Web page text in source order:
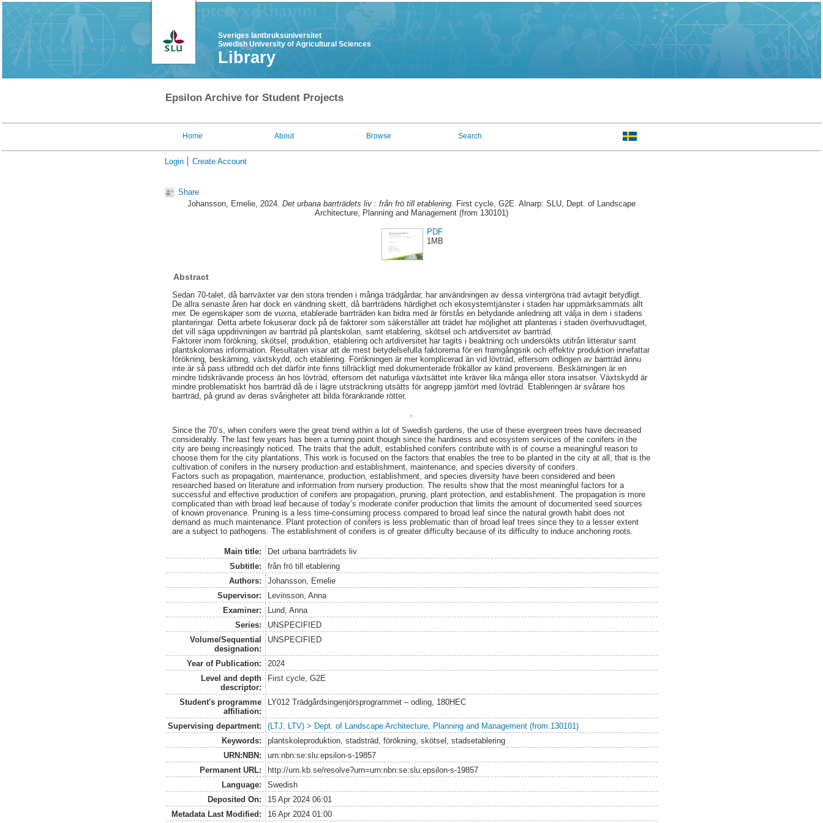
Sveriges lantbruksuniversitet
Swedish University of Agricultural Sciences
Library
Epsilon Archive for Student Projects
Home About Browse Search
Login Create Account
Share
Johansson, Emelie, 2024. Det urbana barrträdets liv : från frö till etablering. First cycle, G2E. Alnarp: SLU, Dept. of Landscape
Architecture, Planning and Management (from 130101)
PDF
1MB
Abstract
Sedan 70-talet, då barrväxter var den stora trenden i många trädgårdar, har användningen av dessa vintergröna träd avtagit betydligt.
De allra senaste åren har dock en vändning skett, då barrträdens härdighet och ekosystemtjänster i staden har uppmärksammats allt
mer. De egenskaper som de vuxna, etablerade barrträden kan bidra med är förstås en betydande anledning att välja in dem i stadens
planteringar. Detta arbete fokuserar dock på de faktorer som säkerställer att trädet har möjlighet att planteras i staden överhuvudtaget,
det vill säga uppdrivningen av barrträd på plantskolan, samt etablering, skötsel och artdiversitet av barrträd.
Faktorer inom förökning, skötsel, produktion, etablering och artdiversitet har tagits i beaktning och undersökts utifrån litteratur samt
plantskolornas information. Resultaten visar att de mest betydelsefulla faktorerna för en framgångsrik och effektiv produktion innefattar
förökning, beskärning, växtskydd, och etablering. Förökningen är mer komplicerad än vid lövträd, eftersom odlingen av barrträd ännu
inte är så pass utbredd och det därför inte finns tillräckligt med dokumenterade frökällor av känd proveniens. Beskärningen är en
mindre tidskrävande process än hos lövträd, eftersom det naturliga växtsättet inte kräver lika många eller stora insatser. Växtskydd är
mindre problematiskt hos barrträd då de i lägre utsträckning utsätts för angrepp jämfört med lövträd. Etableringen är svårare hos
barrträd, på grund av deras svårigheter att bilda förankrande rötter.
Since the 70’s, when conifers were the great trend within a lot of Swedish gardens, the use of these evergreen trees have decreased
considerably. The last few years has been a turning point though since the hardiness and ecosystem services of the conifers in the
city are being increasingly noticed. The traits that the adult, established conifers contribute with is of course a meaningful reason to
choose them for the city plantations. This work is focused on the factors that enables the tree to be planted in the city at all, that is the
cultivation of conifers in the nursery production and establishment, maintenance, and species diversity of conifers.
Factors such as propagation, maintenance, production, establishment, and species diversity have been considered and been
researched based on literature and information from nursery production. The results show that the most meaningful factors for a
successful and effective production of conifers are propagation, pruning, plant protection, and establishment. The propagation is more
complicated than with broad leaf because of today’s moderate conifer production that limits the amount of documented seed sources
of known provenance. Pruning is a less time-consuming process compared to broad leaf since the natural growth habit does not
demand as much maintenance. Plant protection of conifers is less problematic than of broad leaf trees since they to a lesser extent
are a subject to pathogens. The establishment of conifers is of greater difficulty because of its difficulty to induce anchoring roots.
Main title:
Det urbana barrträdets liv
Subtitle:
från frö till etablering
Authors:
Johansson, Emelie
Supervisor:
Levinsson, Anna
Examiner:
Lund, Anna
Series:
UNSPECIFIED
Volume/Sequential
designation:
UNSPECIFIED
Year of Publication:
2024
Level and depth
descriptor:
First cycle, G2E
Student's programme
affiliation:
LY012 Trädgårdsingenjörsprogrammet – odling, 180HEC
Supervising department:
(LTJ, LTV) > Dept. of Landscape Architecture, Planning and Management (from 130101)
Keywords:
plantskoleproduktion, stadsträd, förökning, skötsel, stadsetablering
URN:NBN:
urn:nbn:se:slu:epsilon-s-19857
Permanent URL:
http://urn.kb.se/resolve?urn=urn:nbn:se:slu:epsilon-s-19857
Language:
Swedish
Deposited On:
15 Apr 2024 06:01
Metadata Last Modified:
16 Apr 2024 01:00